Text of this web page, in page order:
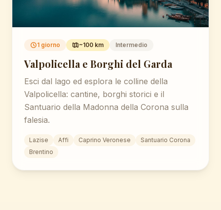
1 giorno ~100 km Intermedio
Valpolicella e Borghi del Garda
Esci dal lago ed esplora le colline della
Valpolicella: cantine, borghi storici e il
Santuario della Madonna della Corona sulla
falesia.
Lazise Affi Caprino Veronese
Santuario Corona
Brentino